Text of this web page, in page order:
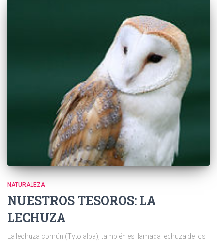
NATURALEZA
NUESTROS TESOROS: LA
LECHUZA
La lechuza común (Tyto alba), también es llamada lechuza de los